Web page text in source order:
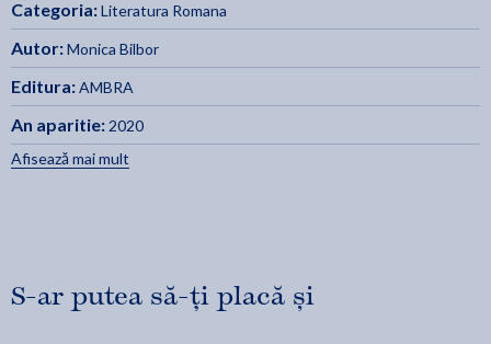
Categoria:Literatura Romana
Autor:Monica Bilbor
Editura:AMBRA
An aparitie: 2020
Afisează mai mult
S-ar putea să-ți placă și